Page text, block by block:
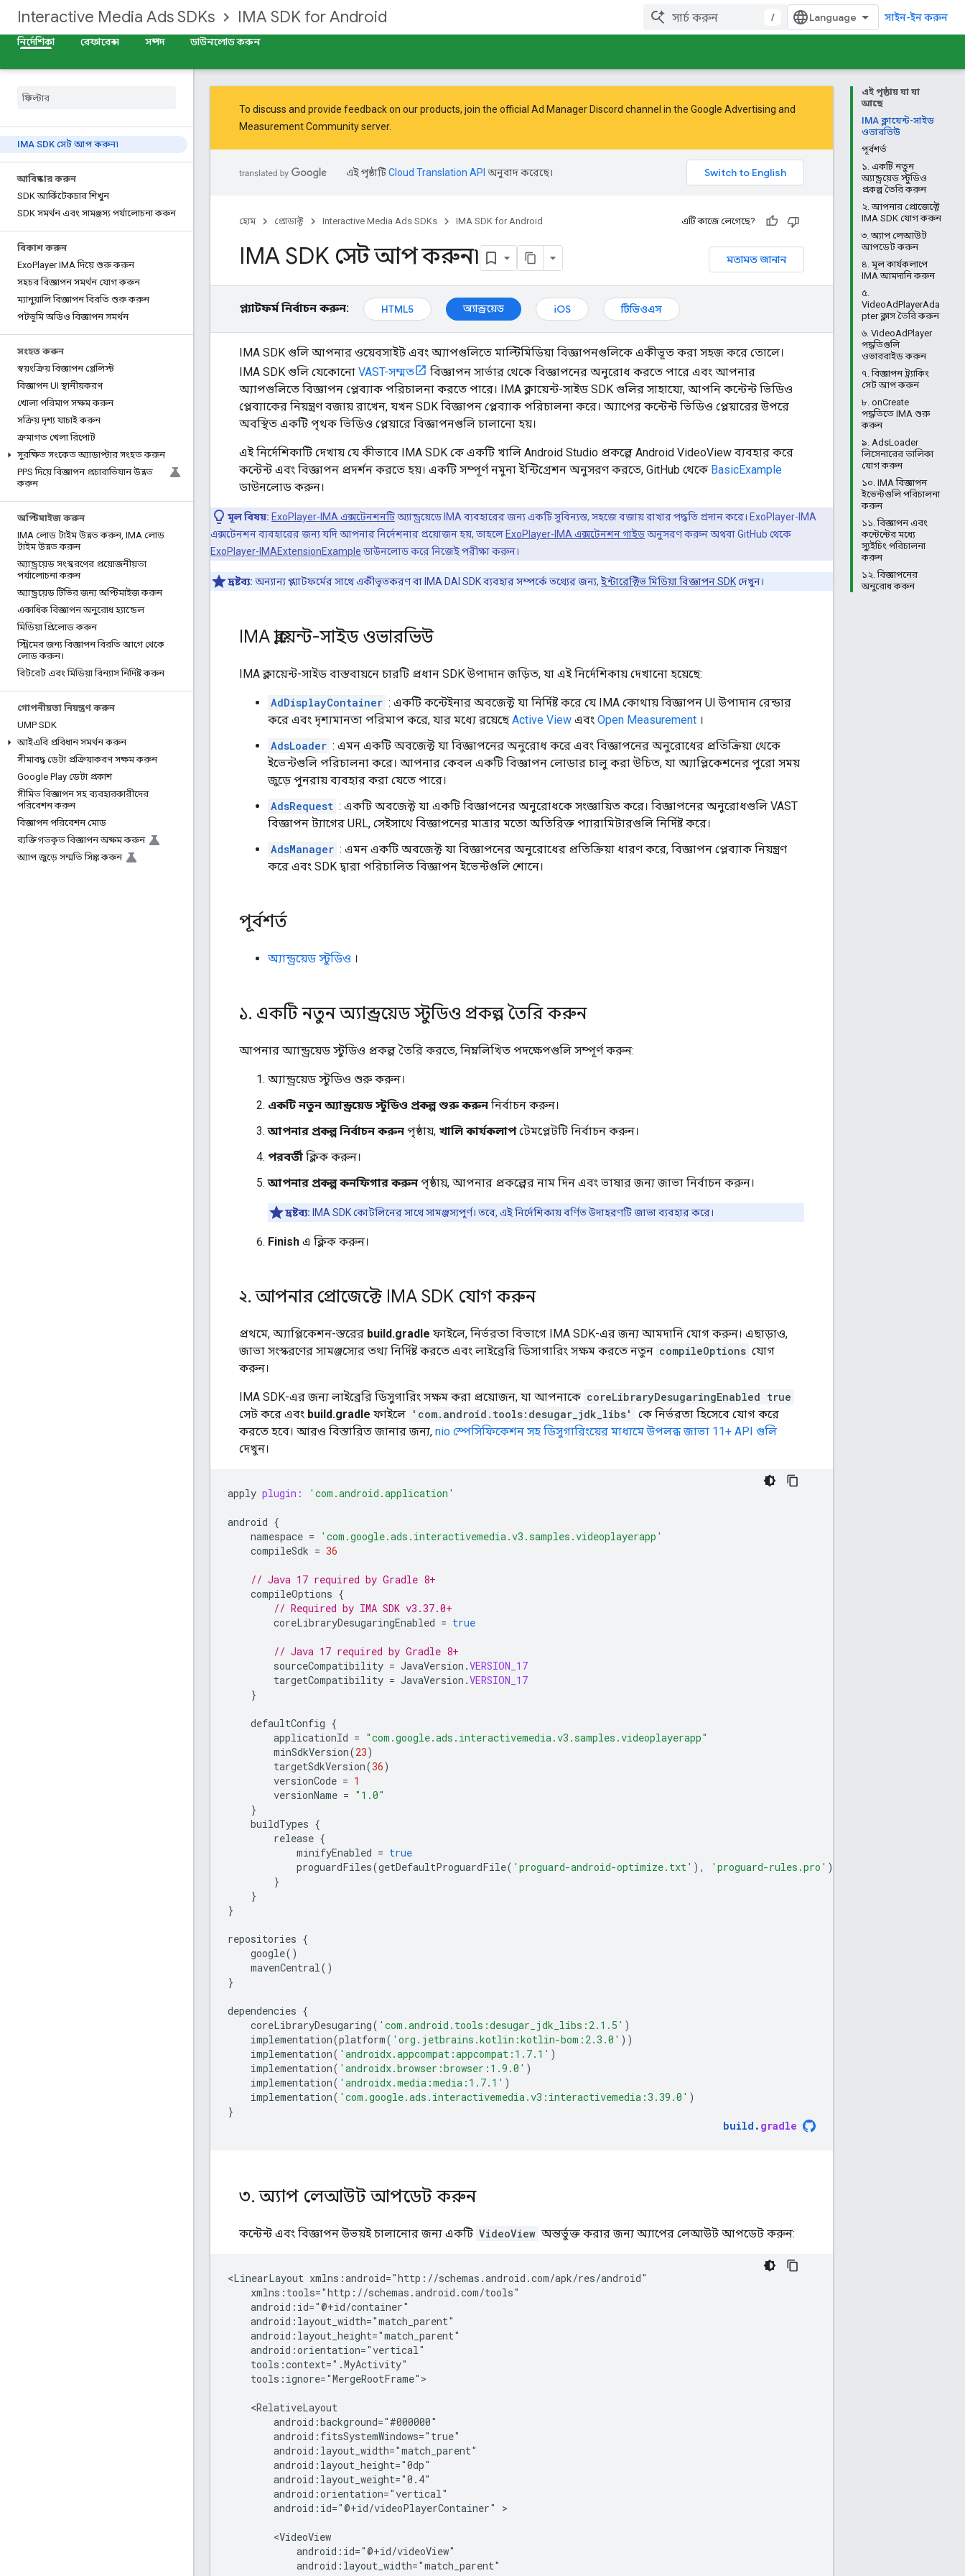
Interactive Media Ads SDKs IMA SDK for Android / সাইন-ইন করুন
নির্দেশিকা রেফারেন্স সম্পদ ডাউনলোড করুন
IMA SDK সেট আপ করুন৷
আবিষ্কার করুন
SDK আর্কিটেকচার শিখুন
SDK সমর্থন এবং সামঞ্জস্য পর্যালোচনা করুন
বিকাশ করুন
ExoPlayer IMA দিয়ে শুরু করুন
সহচর বিজ্ঞাপন সমর্থন যোগ করুন
ম্যানুয়ালি বিজ্ঞাপন বিরতি শুরু করুন
পটভূমি অডিও বিজ্ঞাপন সমর্থন
সংহত করুন
স্বয়ংক্রিয় বিজ্ঞাপন প্লেলিস্ট
বিজ্ঞাপন UI স্থানীয়করণ
খোলা পরিমাপ সক্ষম করুন
সক্রিয় দৃশ্য যাচাই করুন
ক্রমাগত খেলা রিপোর্ট
সুরক্ষিত সংকেত অ্যাডাপ্টার সংহত করুন
PPS দিয়ে বিজ্ঞাপন প্রচারাভিযান উন্নত
করুন
অপ্টিমাইজ করুন
IMA লোড টাইম উন্নত করুন, IMA লোড
টাইম উন্নত করুন
অ্যান্ড্রয়েড সংস্করণের প্রয়োজনীয়তা
পর্যালোচনা করুন
অ্যান্ড্রয়েড টিভির জন্য অপ্টিমাইজ করুন
একাধিক বিজ্ঞাপন অনুরোধ হ্যান্ডেল
মিডিয়া প্রিলোড করুন
স্ট্রিমের জন্য বিজ্ঞাপন বিরতি আগে থেকে
লোড করুন।
বিটরেট এবং মিডিয়া বিন্যাস নির্দিষ্ট করুন
গোপনীয়তা নিয়ন্ত্রণ করুন
UMP SDK
আইএবি প্রবিধান সমর্থন করুন
সীমাবদ্ধ ডেটা প্রক্রিয়াকরণ সক্ষম করুন
Google Play ডেটা প্রকাশ
সীমিত বিজ্ঞাপন সহ ব্যবহারকারীদের
পরিবেশন করুন
বিজ্ঞাপন পরিবেশন মোড
ব্যক্তিগতকৃত বিজ্ঞাপন অক্ষম করুন
অ্যাপ জুড়ে সম্মতি সিঙ্ক করুন
এই পৃষ্ঠায় যা যা
আছে
IMA ক্লায়েন্ট-সাইড
ওভারভিউ
পূর্বশর্ত
১. একটি নতুন
অ্যান্ড্রয়েড স্টুডিও
প্রকল্প তৈরি করুন
২. আপনার প্রোজেক্টে
IMA SDK যোগ করুন
৩. অ্যাপ লেআউট
আপডেট করুন
৪. মূল কার্যকলাপে
IMA আমদানি করুন
৫.
VideoAdPlayerAda
pter ক্লাস তৈরি করুন
৬. VideoAdPlayer
পদ্ধতিগুলি
ওভাররাইড করুন
৭. বিজ্ঞাপন ট্র্যাকিং
সেট আপ করুন
৮. onCreate
পদ্ধতিতে IMA শুরু
করুন
৯. AdsLoader
লিসেনারের তালিকা
যোগ করুন
১০. IMA বিজ্ঞাপন
ইভেন্টগুলি পরিচালনা
করুন
১১. বিজ্ঞাপন এবং
কন্টেন্টের মধ্যে
স্যুইচিং পরিচালনা
করুন
১২. বিজ্ঞাপনের
অনুরোধ করুন
To discuss and provide feedback on our products, join the official Ad Manager Discord channel in the Google Advertising and
Measurement Communityserver.
এই পৃষ্ঠাটিCloud Translation API অনুবাদ করেছে।
হোম প্রোডাক্ট Interactive Media Ads SDKs IMA SDK for Android এটি কাজে লেগেছে?
মতামত জানান
IMA SDK সেট আপ করুন৷
প্ল্যাটফর্ম নির্বাচন করুন: HTML5 অ্যান্ড্রয়েড iOS টিভিওএস
IMA SDK গুলি আপনার ওয়েবসাইট এবং অ্যাপগুলিতে মাল্টিমিডিয়া বিজ্ঞাপনগুলিকে একীভূত করা সহজ করে তোলে।
IMA SDK গুলি যেকোনো VAST-সম্মত
বিজ্ঞাপন সার্ভার থেকে বিজ্ঞাপনের অনুরোধ করতে পারে এবং আপনার
অ্যাপগুলিতে বিজ্ঞাপন প্লেব্যাক পরিচালনা করতে পারে। IMA ক্লায়েন্ট-সাইড SDK গুলির সাহায্যে, আপনি কন্টেন্ট ভিডিও
প্লেব্যাকের নিয়ন্ত্রণ বজায় রাখেন, যখন SDK বিজ্ঞাপন প্লেব্যাক পরিচালনা করে। অ্যাপের কন্টেন্ট ভিডিও প্লেয়ারের উপরে
অবস্থিত একটি পৃথক ভিডিও প্লেয়ারে বিজ্ঞাপনগুলি চালানো হয়।
এই নির্দেশিকাটি দেখায় যে কীভাবে IMA SDK কে একটি খালি Android Studio প্রকল্পে Android VideoView ব্যবহার করে
কন্টেন্ট এবং বিজ্ঞাপন প্রদর্শন করতে হয়। একটি সম্পূর্ণ নমুনা ইন্টিগ্রেশন অনুসরণ করতে, GitHub থেকে BasicExample
ডাউনলোড করুন।
মূল বিষয়: ExoPlayer-IMA এক্সটেনশনটিঅ্যান্ড্রয়েডে IMA ব্যবহারের জন্য একটি সুবিন্যস্ত, সহজে বজায় রাখার পদ্ধতি প্রদান করে। ExoPlayer-IMA
এক্সটেনশন ব্যবহারের জন্য যদি আপনার নির্দেশনার প্রয়োজন হয়, তাহলে ExoPlayer-IMA এক্সটেনশন গাইডঅনুসরণ করুন অথবা GitHub থেকে
ExoPlayer-IMAExtensionExample ডাউনলোড করে নিজেই পরীক্ষা করুন।
দ্রষ্টব্য: অন্যান্য প্ল্যাটফর্মের সাথে একীভূতকরণ বা IMA DAI SDK ব্যবহার সম্পর্কে তথ্যের জন্য,ইন্টারেক্টিভ মিডিয়া বিজ্ঞাপন SDKদেখুন।
IMA ক্লায়েন্ট-সাইড ওভারভিউ
IMA ক্লায়েন্ট-সাইড বাস্তবায়নে চারটি প্রধান SDK উপাদান জড়িত, যা এই নির্দেশিকায় দেখানো হয়েছে:
AdDisplayContainer : একটি কন্টেইনার অবজেক্ট যা নির্দিষ্ট করে যে IMA কোথায় বিজ্ঞাপন UI উপাদান রেন্ডার
করে এবং দৃশ্যমানতা পরিমাপ করে, যার মধ্যে রয়েছেActive View এবং Open Measurement ।
AdsLoader : এমন একটি অবজেক্ট যা বিজ্ঞাপনের অনুরোধ করে এবং বিজ্ঞাপনের অনুরোধের প্রতিক্রিয়া থেকে
ইভেন্টগুলি পরিচালনা করে। আপনার কেবল একটি বিজ্ঞাপন লোডার চালু করা উচিত, যা অ্যাপ্লিকেশনের পুরো সময়
জুড়ে পুনরায় ব্যবহার করা যেতে পারে।
AdsRequest : একটি অবজেক্ট যা একটি বিজ্ঞাপনের অনুরোধকে সংজ্ঞায়িত করে। বিজ্ঞাপনের অনুরোধগুলি VAST
বিজ্ঞাপন ট্যাগের URL, সেইসাথে বিজ্ঞাপনের মাত্রার মতো অতিরিক্ত প্যারামিটারগুলি নির্দিষ্ট করে।
AdsManager : এমন একটি অবজেক্ট যা বিজ্ঞাপনের অনুরোধের প্রতিক্রিয়া ধারণ করে, বিজ্ঞাপন প্লেব্যাক নিয়ন্ত্রণ
করে এবং SDK দ্বারা পরিচালিত বিজ্ঞাপন ইভেন্টগুলি শোনে।
পূর্বশর্ত
অ্যান্ড্রয়েড স্টুডিও ।
১. একটি নতুন অ্যান্ড্রয়েড স্টুডিও প্রকল্প তৈরি করুন
আপনার অ্যান্ড্রয়েড স্টুডিও প্রকল্প তৈরি করতে, নিম্নলিখিত পদক্ষেপগুলি সম্পূর্ণ করুন:
অ্যান্ড্রয়েড স্টুডিও শুরু করুন।
একটি নতুন অ্যান্ড্রয়েড স্টুডিও প্রকল্প শুরু করুন নির্বাচন করুন।
আপনার প্রকল্প নির্বাচন করুন পৃষ্ঠায়, খালি কার্যকলাপটেমপ্লেটটি নির্বাচন করুন।
পরবর্তী ক্লিক করুন।
আপনার প্রকল্প কনফিগার করুন পৃষ্ঠায়, আপনার প্রকল্পের নাম দিন এবং ভাষার জন্য জাভা নির্বাচন করুন।
দ্রষ্টব্য: IMA SDK কোটলিনের সাথে সামঞ্জস্যপূর্ণ। তবে, এই নির্দেশিকায় বর্ণিত উদাহরণটি জাভা ব্যবহার করে।
Finish এ ক্লিক করুন।
২. আপনার প্রোজেক্টে IMA SDK যোগ করুন
প্রথমে, অ্যাপ্লিকেশন-স্তরের build.gradle ফাইলে, নির্ভরতা বিভাগে IMA SDK-এর জন্য আমদানি যোগ করুন। এছাড়াও,
জাভা সংস্করণের সামঞ্জস্যের তথ্য নির্দিষ্ট করতে এবং লাইব্রেরি ডিসাগারিং সক্ষম করতে নতুন compileOptions যোগ
করুন।
IMA SDK-এর জন্য লাইব্রেরি ডিসুগারিং সক্ষম করা প্রয়োজন, যা আপনাকে coreLibraryDesugaringEnabled true
সেট করে এবং build.gradle ফাইলে 'com.android.tools:desugar_jdk_libs'
কে নির্ভরতা হিসেবে যোগ করে
করতে হবে। আরও বিস্তারিত জানার জন্য, nio স্পেসিফিকেশন সহ ডিসুগারিংয়ের মাধ্যমে উপলব্ধ জাভা 11+ API গুলি
দেখুন।
apply plugin: 'com.android.application'
android {
namespace =
'com.google.ads.interactivemedia.v3.samples.videoplayerapp'
compileSdk = 36
// Java 17 required by Gradle 8+
compileOptions {
// Required by IMA SDK v3.37.0+
coreLibraryDesugaringEnabled = true
// Java 17 required by Gradle 8+
sourceCompatibility = JavaVersion .VERSION_17
targetCompatibility = JavaVersion .VERSION_17
}
defaultConfig {
applicationId = "com.google.ads.interactivemedia.v3.samples.videoplayerapp"
minSdkVersion(23)
targetSdkVersion(36)
versionCode = 1
versionName = "1.0"
}
buildTypes {
release {
minifyEnabled = true
proguardFiles(getDefaultProguardFile( 'proguard-android-optimize.txt' ), 'proguard-rules.pro' )
}
}
}
repositories {
google()
mavenCentral()
}
dependencies {
coreLibraryDesugaring( 'com.android.tools:desugar_jdk_libs:2.1.5' )
implementation(platform( 'org.jetbrains.kotlin:kotlin-bom:2.3.0' ))
implementation( 'androidx.appcompat:appcompat:1.7.1' )
implementation( 'androidx.browser:browser:1.9.0' )
implementation( 'androidx.media:media:1.7.1' )
implementation( 'com.google.ads.interactivemedia.v3:interactivemedia:3.39.0' )
}
build . gradle
৩. অ্যাপ লেআউট আপডেট করুন
কন্টেন্ট এবং বিজ্ঞাপন উভয়ই চালানোর জন্য একটি VideoView অন্তর্ভুক্ত করার জন্য অ্যাপের লেআউট আপডেট করুন:
<LinearLayout
tools:ignore="MergeRootFrame">
android:id="@+id/videoPlayerContainer"
>